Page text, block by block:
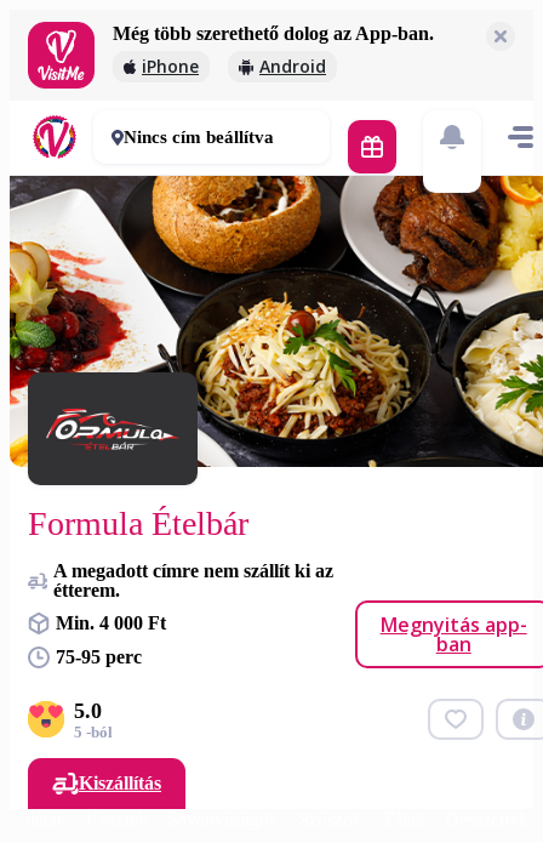
Még több szerethető dolog az App-ban.
iPhone Android
Formula Ételbár
4 000 Ft
75-95 perc
Nincs cím beállítva
Formula Ételbár
A megadott címre nem szállít ki az
étterem.
Min. 4 000 Ft
75-95 perc
Megnyitás app-
ban
5.0
5 -ból
Kiszállítás